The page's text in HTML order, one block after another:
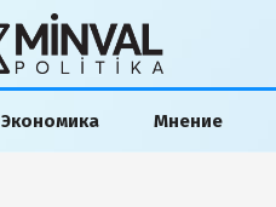
Экономика Мнение